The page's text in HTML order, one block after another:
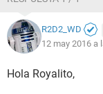
R2D2_WD
12 may 2016 a
Hola Royalito,